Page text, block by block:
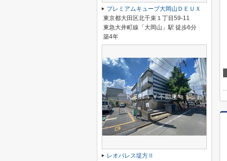
プレミアムキューブ大岡山ＤＥＵＸ
東京都大田区北千束１丁目59-11
東急大井町線「大岡山」駅 徒歩6分
築4年
レオパレス堤方Ⅱ